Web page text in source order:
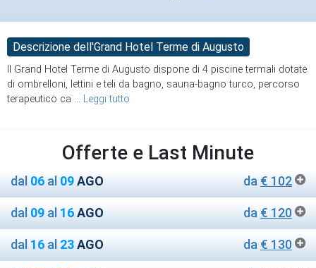
Descrizione dell'Grand Hotel Terme di Augusto
Il Grand Hotel Terme di Augusto dispone di 4 piscine termali dotate
di ombrelloni, lettini e teli da bagno, sauna-bagno turco, percorso
terapeutico ca ... Leggi tutto
Offerte e Last Minute
dal 06 al 09AGO da € 102
dal 09 al 16AGO da € 120
dal 16 al 23AGO da € 130